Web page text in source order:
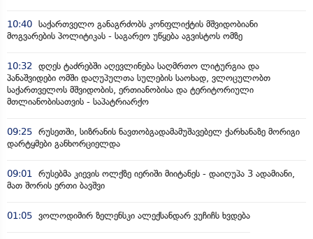
10:40 საქართველო განაგრძობს კონფლიქტის მშვიდობიანი
მოგვარების პოლიტიკას - საგარეო უწყება აგვისტოს ომზე
10:32
დღეს ტაძრებში აღევლინება საღმრთო ლიტურგია და
პანაშვიდები ომში დაღუპულთა სულების საოხად, ვლოცულობთ
საქართველოს მშვიდობის, ერთიანობისა და ტერიტორიული
მთლიანობისათვის - საპატრიარქო
09:25 რუსეთში, სიზრანის ნავთობგადამამუშავებელ ქარხანაზე მორიგი
დარტყმები განხორციელდა
09:01
რუსებმა კიევის ოლქზე იერიში მიიტანეს - დაიღუპა 3 ადამიანი,
მათ შორის ერთი ბავშვი
01:05 ვოლოდიმირ ზელენსკი ალექსანდარ ვუჩიჩს ხვდება